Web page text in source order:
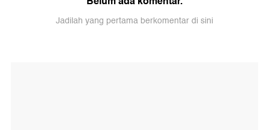
Jadilah yang pertama berkomentar di sini